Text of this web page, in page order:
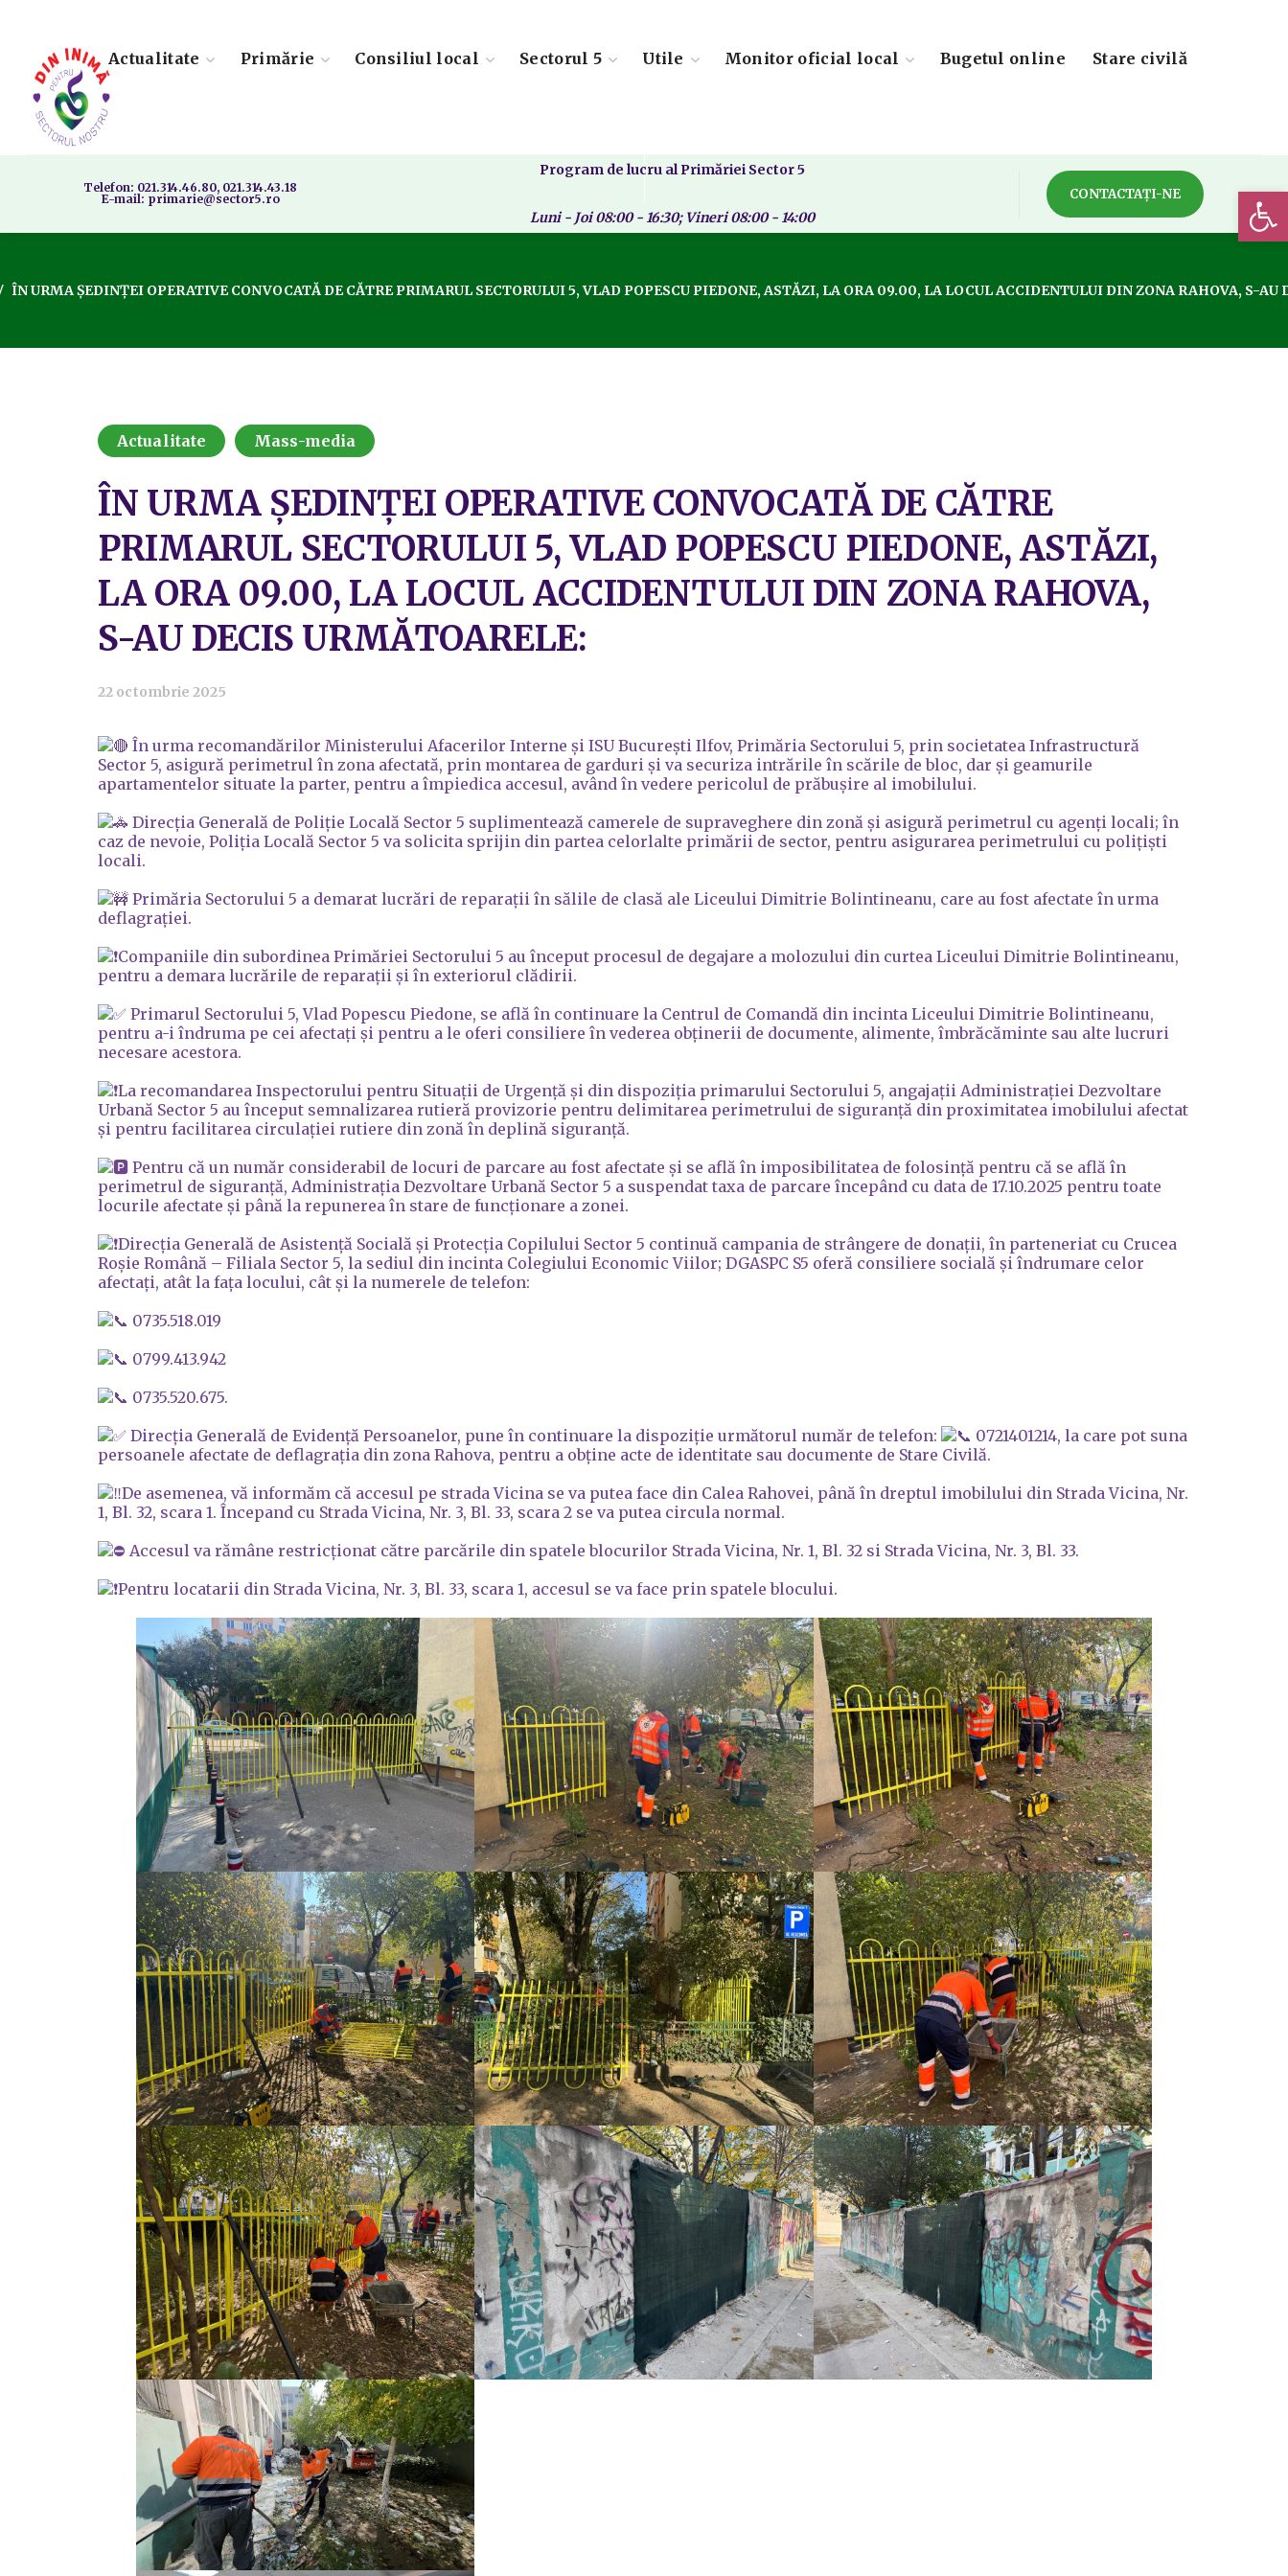
Actualitate Primărie Consiliul local Sectorul 5 Utile Monitor oficial local Bugetul online Stare civilă
Telefon: 021.314.46.80, 021.314.43.18
E-mail: primarie@sector5.ro
Program de lucru al Primăriei Sector 5
Luni - Joi 08:00 - 16:30; Vineri 08:00 - 14:00
CONTACTAȚI-NE
ÎN URMA ȘEDINȚEI OPERATIVE CONVOCATĂ DE CĂTRE PRIMARUL SECTORULUI 5, VLAD POPESCU PIEDONE, ASTĂZI, LA ORA 09.00, LA LOCUL ACCIDENTULUI DIN ZONA RAHOVA, S-AU
Actualitate Mass-media
ÎN URMA ȘEDINȚEI OPERATIVE CONVOCATĂ DE CĂTRE
PRIMARUL SECTORULUI 5, VLAD POPESCU PIEDONE, ASTĂZI,
LA ORA 09.00, LA LOCUL ACCIDENTULUI DIN ZONA RAHOVA,
S-AU DECIS URMĂTOARELE:
22 octombrie 2025
În urma recomandărilor Ministerului Afacerilor Interne și ISU București Ilfov, Primăria Sectorului 5, prin societatea Infrastructură
Sector 5, asigură perimetrul în zona afectată, prin montarea de garduri și va securiza intrările în scările de bloc, dar și geamurile
apartamentelor situate la parter, pentru a împiedica accesul, având în vedere pericolul de prăbușire al imobilului.
Direcția Generală de Poliție Locală Sector 5 suplimentează camerele de supraveghere din zonă și asigură perimetrul cu agenți locali; în
caz de nevoie, Poliția Locală Sector 5 va solicita sprijin din partea celorlalte primării de sector, pentru asigurarea perimetrului cu polițiști
locali.
Primăria Sectorului 5 a demarat lucrări de reparații în sălile de clasă ale Liceului Dimitrie Bolintineanu, care au fost afectate în urma
deflagrației.
Companiile din subordinea Primăriei Sectorului 5 au început procesul de degajare a molozului din curtea Liceului Dimitrie Bolintineanu,
pentru a demara lucrările de reparații și în exteriorul clădirii.
Primarul Sectorului 5, Vlad Popescu Piedone, se află în continuare la Centrul de Comandă din incinta Liceului Dimitrie Bolintineanu,
pentru a-i îndruma pe cei afectați și pentru a le oferi consiliere în vederea obținerii de documente, alimente, îmbrăcăminte sau alte lucruri
necesare acestora.
La recomandarea Inspectorului pentru Situații de Urgență și din dispoziția primarului Sectorului 5, angajații Administrației Dezvoltare
Urbană Sector 5 au început semnalizarea rutieră provizorie pentru delimitarea perimetrului de siguranță din proximitatea imobilului afectat
și pentru facilitarea circulației rutiere din zonă în deplină siguranță.
Pentru că un număr considerabil de locuri de parcare au fost afectate și se află în imposibilitatea de folosință pentru că se află în
perimetrul de siguranță, Administrația Dezvoltare Urbană Sector 5 a suspendat taxa de parcare începând cu data de 17.10.2025 pentru toate
locurile afectate și până la repunerea în stare de funcționare a zonei.
Direcția Generală de Asistență Socială și Protecția Copilului Sector 5 continuă campania de strângere de donații, în parteneriat cu Crucea
Roșie Română – Filiala Sector 5, la sediul din incinta Colegiului Economic Viilor; DGASPC S5 oferă consiliere socială și îndrumare celor
afectați, atât la fața locului, cât și la numerele de telefon:
0735.518.019
0799.413.942
0735.520.675.
Direcția Generală de Evidență Persoanelor, pune în continuare la dispoziție următorul număr de telefon:
0721401214, la care pot suna
persoanele afectate de deflagrația din zona Rahova, pentru a obține acte de identitate sau documente de Stare Civilă.
De asemenea, vă informăm că accesul pe strada Vicina se va putea face din Calea Rahovei, până în dreptul imobilului din Strada Vicina, Nr.
1, Bl. 32, scara 1. Începand cu Strada Vicina, Nr. 3, Bl. 33, scara 2 se va putea circula normal.
Accesul va rămâne restricționat către parcările din spatele blocurilor Strada Vicina, Nr. 1, Bl. 32 si Strada Vicina, Nr. 3, Bl. 33.
Pentru locatarii din Strada Vicina, Nr. 3, Bl. 33, scara 1, accesul se va face prin spatele blocului.